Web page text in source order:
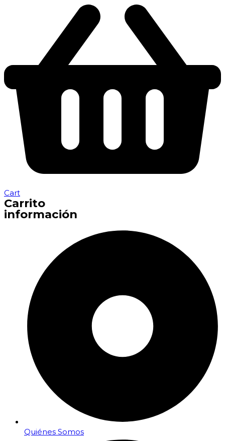
Cart
Carrito
información
Quiénes Somos